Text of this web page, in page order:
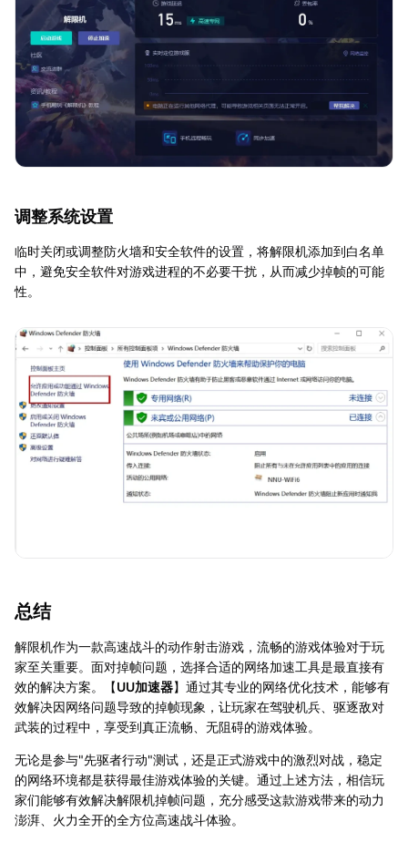
调整系统设置
临时关闭或调整防火墙和安全软件的设置，将解限机添加到白名单
中，避免安全软件对游戏进程的不必要干扰，从而减少掉帧的可能
性。
总结
解限机作为一款高速战斗的动作射击游戏，流畅的游戏体验对于玩
家至关重要。面对掉帧问题，选择合适的网络加速工具是最直接有
效的解决方案。【UU加速器】通过其专业的网络优化技术，能够有
效解决因网络问题导致的掉帧现象，让玩家在驾驶机兵、驱逐敌对
武装的过程中，享受到真正流畅、无阻碍的游戏体验。
无论是参与"先驱者行动"测试，还是正式游戏中的激烈对战，稳定
的网络环境都是获得最佳游戏体验的关键。通过上述方法，相信玩
家们能够有效解决解限机掉帧问题，充分感受这款游戏带来的动力
澎湃、火力全开的全方位高速战斗体验。